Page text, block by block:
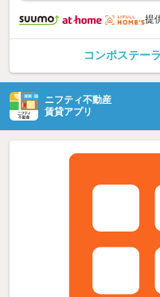
提
コンポステー
ニフティ不動産
賃貸アプリ